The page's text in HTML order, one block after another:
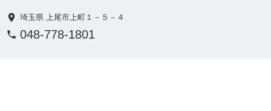
埼玉県 上尾市上町１－５－４
048-778-1801